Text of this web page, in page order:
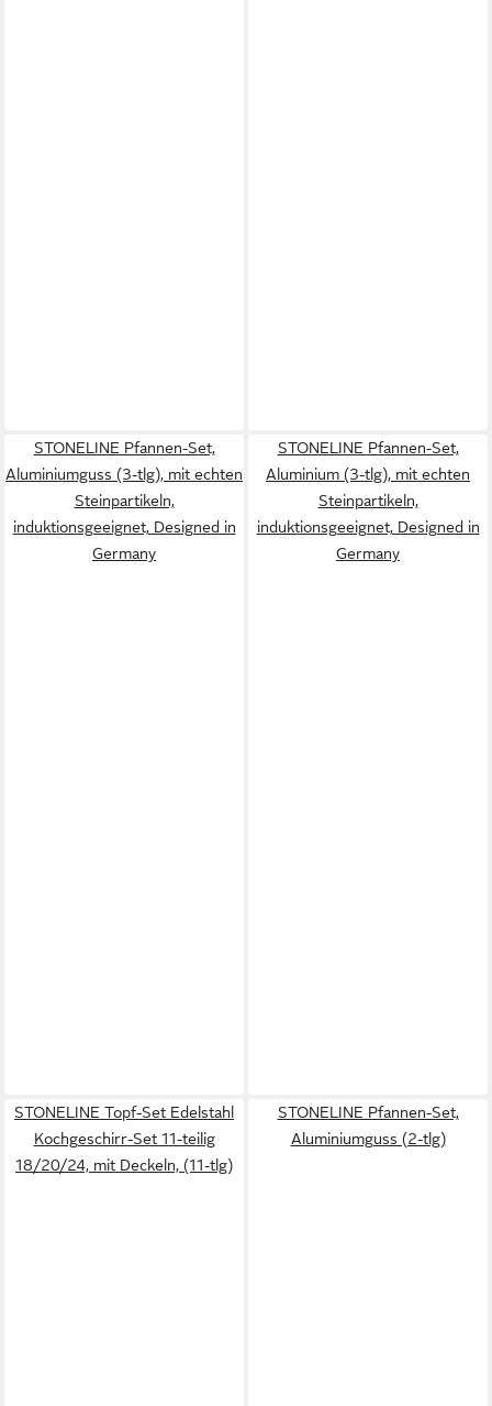
STONELINE Pfannen-Set,
Aluminiumguss (3-tlg), mit echten
Steinpartikeln,
induktionsgeeignet, Designed in
Germany
STONELINE Pfannen-Set,
Aluminium (3-tlg), mit echten
Steinpartikeln,
induktionsgeeignet, Designed in
Germany
STONELINE Topf-Set Edelstahl
Kochgeschirr-Set 11-teilig
18/20/24, mit Deckeln, (11-tlg)
STONELINE Pfannen-Set,
Aluminiumguss (2-tlg)